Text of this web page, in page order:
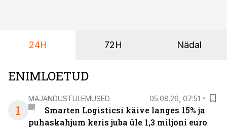
24H 72H Nädal
ENIMLOETUD
1
MAJANDUSTULEMUSED 05.08.26, 07:51
Smarten Logisticsi käive langes 15% ja
puhaskahjum keris juba üle 1,3 miljoni euro